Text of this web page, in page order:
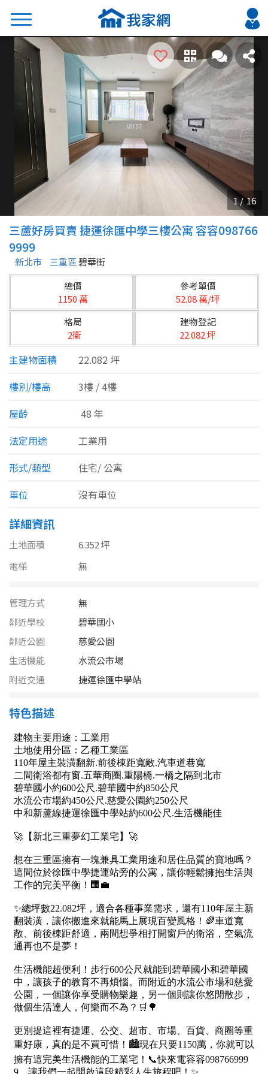
搜尋
熱門關鍵字
2026 台北降價好屋限量釋出
2026 新北降價好屋限量釋出
2026 台中降價好屋限量釋出
2026 台南降價好屋限量釋出
2026 高雄降價好屋限量釋出
縣市
台北市
基隆市
新北市
宜蘭縣
桃園市
新竹市
新竹縣
苗栗縣
台中市
彰化縣
南投縣
雲林縣
嘉義縣
台南市
高雄市
台東縣
花蓮縣
金門連江
區域
類型(可複選)
不拘 公寓 電梯大樓 套房
別墅 透天厝 樓中樓 華廈
農舍 辦公 店面 工廠
坪數
60~70 坪
80坪以上
樓層
不拘
地下室
1樓 2樓
3樓
5~10樓 11~20樓
~ 樓
格局
不拘
1房
2房 3房
4房 5房以上
三蘆好房買賣 捷運徐匯中學三樓公寓 容容098766
9999
新北市 三重區碧華街
總價
1150 萬
參考單價
52.08 萬/坪
格局
2衛
建物登記
22.082 坪
主建物面積
22.082 坪
樓別/樓高
3樓 / 4樓
屋齡
48 年
法定用途
工業用
形式/類型
住宅/ 公寓
車位
沒有車位
詳細資訊
土地面積
6.352 坪
電梯
無
管理方式
無
鄰近學校
碧華國小
鄰近公園
慈愛公園
生活機能
水流公市場
附近交通
捷運徐匯中學站
特色描述